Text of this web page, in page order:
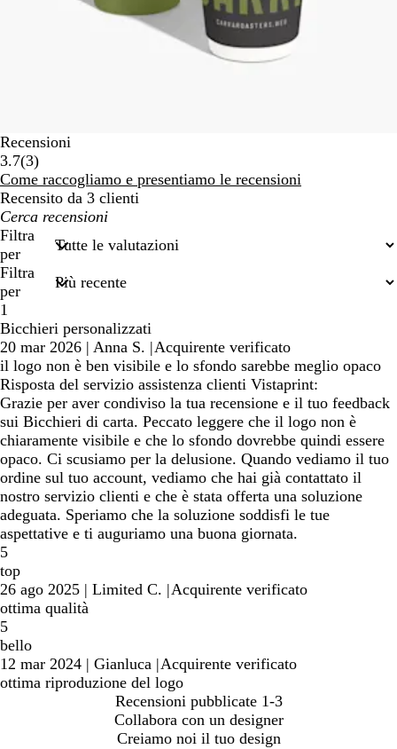
Recensioni
3.7(33
recensioni
)
Come raccogliamo e presentiamo le recensioni
Recensito da 3 clienti
I
miei
termini
di
ricerca
Filtra
per
Filtra
per
1
Bicchieri personalizzati
20 mar 2026 | Anna S. |Acquirente verificato
il logo non è ben visibile e lo sfondo sarebbe meglio opaco
Risposta del servizio assistenza clienti Vistaprint:
Grazie per aver condiviso la tua recensione e il tuo feedback
sui Bicchieri di carta. Peccato leggere che il logo non è
chiaramente visibile e che lo sfondo dovrebbe quindi essere
opaco. Ci scusiamo per la delusione. Quando vediamo il tuo
ordine sul tuo account, vediamo che hai già contattato il
nostro servizio clienti e che è stata offerta una soluzione
adeguata. Speriamo che la soluzione soddisfi le tue
aspettative e ti auguriamo una buona giornata.
5
top
26 ago 2025 | Limited C. |Acquirente verificato
ottima qualità
5
bello
12 mar 2024 | Gianluca |Acquirente verificato
ottima riproduzione del logo
Recensioni pubblicate 1-3
Collabora con un designer
Creiamo noi il tuo design